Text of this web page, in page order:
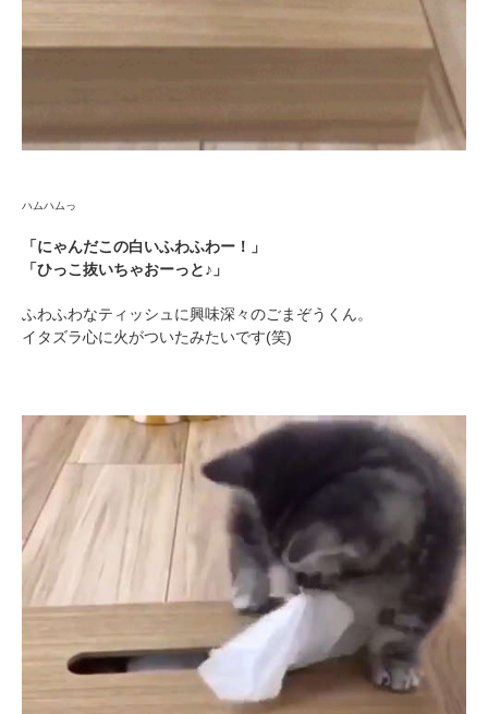
ハムハムっ
「にゃんだこの白いふわふわー！」
「ひっこ抜いちゃおーっと♪」
ふわふわなティッシュに興味深々のごまぞうくん。
イタズラ心に火がついたみたいです(笑)